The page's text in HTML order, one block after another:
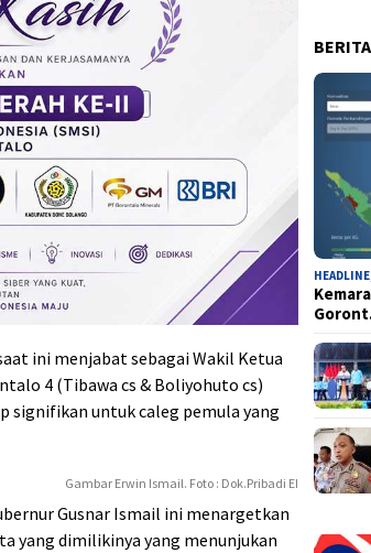
ini menjabat sebagai Wakil Ketua
4 (Tibawa cs & Boliyohuto cs)
signifikan untuk caleg pemula yang
Gambar Erwin Ismail. Foto : Dok.Pribadi EI
Gusnar Ismail ini menargetkan
yang dimilikinya yang menunjukan
HEADLINE,